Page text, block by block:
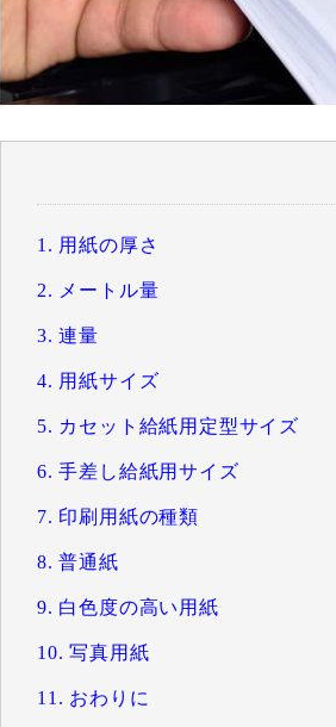
1. 用紙の厚さ
2. メートル量
3. 連量
4. 用紙サイズ
5. カセット給紙用定型サイズ
6. 手差し給紙用サイズ
7. 印刷用紙の種類
8. 普通紙
9. 白色度の高い用紙
10. 写真用紙
11. おわりに